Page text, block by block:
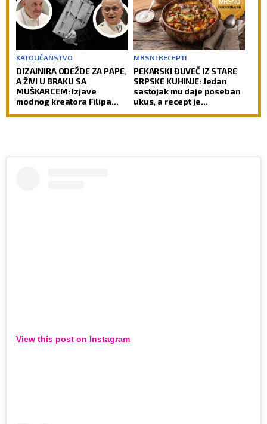
KATOLIČANSTVO
DIZAJNIRA ODEŽDE ZA PAPE,
A ŽIVI U BRAKU SA
MUŠKARCEM: Izjave
modnog kreatora Filipa
MRSNI RECEPTI
PEKARSKI ĐUVEČ IZ STARE
SRPSKE KUHINJE: Jedan
sastojak mu daje poseban
ukus, a recept je
View this post on Instagram